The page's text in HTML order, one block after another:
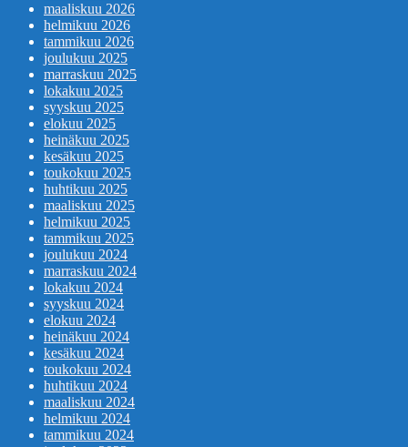
maaliskuu 2026
helmikuu 2026
tammikuu 2026
joulukuu 2025
marraskuu 2025
lokakuu 2025
syyskuu 2025
elokuu 2025
heinäkuu 2025
kesäkuu 2025
toukokuu 2025
huhtikuu 2025
maaliskuu 2025
helmikuu 2025
tammikuu 2025
joulukuu 2024
marraskuu 2024
lokakuu 2024
syyskuu 2024
elokuu 2024
heinäkuu 2024
kesäkuu 2024
toukokuu 2024
huhtikuu 2024
maaliskuu 2024
helmikuu 2024
tammikuu 2024